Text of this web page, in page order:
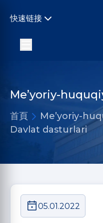
快速链接
Me’yoriy-
首頁
Me’yoriy-
Davlat dasturlari
05.01.2022